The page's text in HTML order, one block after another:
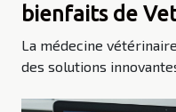
bienfaits de
animaux
La médecine
des solutions